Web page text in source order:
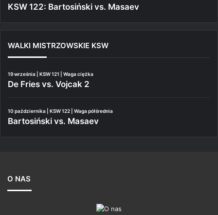
KSW 122: Bartosiński vs. Masaev
WALKI MISTRZOWSKIE KSW
19 września | KSW 121 | Waga ciężka
De Fries vs. Vojcak 2
10 października | KSW 122 | Waga półśrednia
Bartosiński vs. Masaev
O NAS